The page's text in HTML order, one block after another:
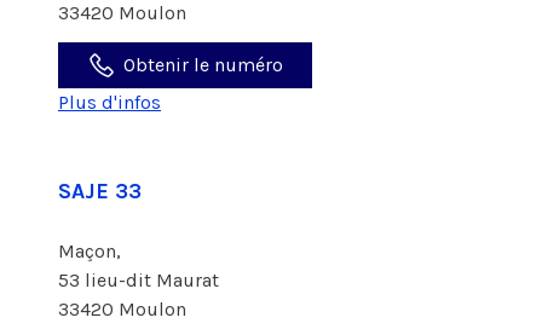
33420 Moulon
Obtenir le numéro
Plus d'infos
SAJE 33
Maçon,
53 lieu-dit Maurat
33420 Moulon